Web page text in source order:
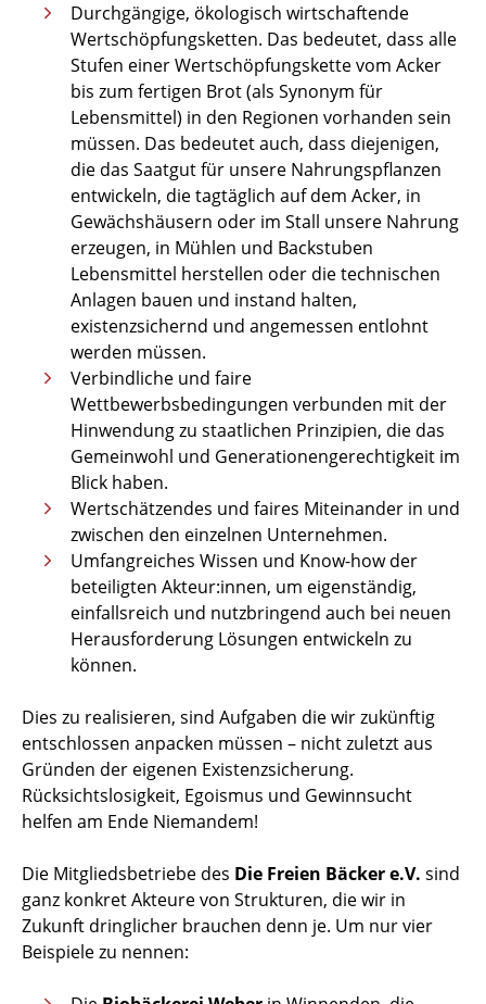
Durchgängige, ökologisch wirtschaftende
Wertschöpfungsketten. Das bedeutet, dass alle
Stufen einer Wertschöpfungskette vom Acker
bis zum fertigen Brot (als Synonym für
Lebensmittel) in den Regionen vorhanden sein
müssen. Das bedeutet auch, dass diejenigen,
die das Saatgut für unsere Nahrungspflanzen
entwickeln, die tagtäglich auf dem Acker, in
Gewächshäusern oder im Stall unsere Nahrung
erzeugen, in Mühlen und Backstuben
Lebensmittel herstellen oder die technischen
Anlagen bauen und instand halten,
existenzsichernd und angemessen entlohnt
werden müssen.
Verbindliche und faire
Wettbewerbsbedingungen verbunden mit der
Hinwendung zu staatlichen Prinzipien, die das
Gemeinwohl und Generationengerechtigkeit im
Blick haben.
Wertschätzendes und faires Miteinander in und
zwischen den einzelnen Unternehmen.
Umfangreiches Wissen und Know-how der
beteiligten Akteur:innen, um eigenständig,
einfallsreich und nutzbringend auch bei neuen
Herausforderung Lösungen entwickeln zu
können.
Dies zu realisieren, sind Aufgaben die wir zukünftig
entschlossen anpacken müssen – nicht zuletzt aus
Gründen der eigenen Existenzsicherung.
Rücksichtslosigkeit, Egoismus und Gewinnsucht
helfen am Ende Niemandem!
Die Mitgliedsbetriebe des Die Freien Bäcker e.V. sind
ganz konkret Akteure von Strukturen, die wir in
Zukunft dringlicher brauchen denn je. Um nur vier
Beispiele zu nennen: